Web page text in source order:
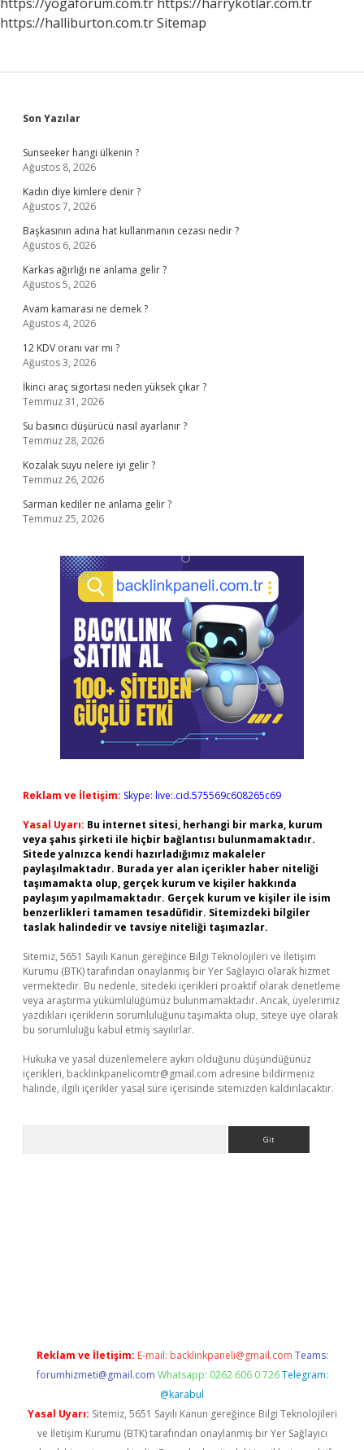
https://halliburton.com.trSitemap
Sidebar
Son Yazılar
Sunseeker hangi ülkenin ?
Ağustos 8, 2026
Kadın diye kimlere denir ?
Ağustos 7, 2026
Başkasının adına hat kullanmanın cezası nedir ?
Ağustos 6, 2026
Karkas ağırlığı ne anlama gelir ?
Ağustos 5, 2026
Avam kamarası ne demek ?
Ağustos 4, 2026
12 KDV oranı var mı ?
Ağustos 3, 2026
İkinci araç sigortası neden yüksek çıkar ?
Temmuz 31, 2026
Su basıncı düşürücü nasıl ayarlanır ?
Temmuz 28, 2026
Kozalak suyu nelere iyi gelir ?
Temmuz 26, 2026
Sarman kediler ne anlama gelir ?
Temmuz 25, 2026
Reklam ve İletişim: Skype: live:.cid.575569c608265c69
Yasal Uyarı: Bu internet sitesi, herhangi bir marka, kurum
veya şahıs şirketi ile hiçbir bağlantısı bulunmamaktadır.
Sitede yalnızca kendi hazırladığımız makaleler
paylaşılmaktadır. Burada yer alan içerikler haber niteliği
taşımamakta olup, gerçek kurum ve kişiler hakkında
paylaşım yapılmamaktadır. Gerçek kurum ve kişiler ile isim
benzerlikleri tamamen tesadüfidir. Sitemizdeki bilgiler
taslak halindedir ve tavsiye niteliği taşımazlar.
Sitemiz, 5651 Sayılı Kanun gereğince Bilgi Teknolojileri ve İletişim
Kurumu (BTK) tarafından onaylanmış bir Yer Sağlayıcı olarak hizmet
vermektedir. Bu nedenle, sitedeki içerikleri proaktif olarak denetleme
veya araştırma yükümlülüğümüz bulunmamaktadır. Ancak, üyelerimiz
yazdıkları içeriklerin sorumluluğunu taşımakta olup, siteye üye olarak
bu sorumluluğu kabul etmiş sayılırlar.
Hukuka ve yasal düzenlemelere aykırı olduğunu düşündüğünüz
içerikleri, backlinkpanelicomtr@gmail.com adresine bildirmeniz
halinde, ilgili içerikler yasal süre içerisinde sitemizden kaldırılacaktır.
Reklam ve İletişim: E-mail: backlinkpaneli@gmail.com Teams:
forumhizmeti@gmail.com Whatsapp: 0262 606 0 726 Telegram:
@karabul
Yasal Uyarı: Sitemiz, 5651 Sayılı Kanun gereğince Bilgi Teknolojileri
ve İletişim Kurumu (BTK) tarafından onaylanmış bir Yer Sağlayıcı